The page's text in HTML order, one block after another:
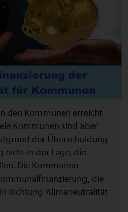
den Kommunen erreicht –
Kommunen sind aber
der Überschuldung
nicht in der Lage, die
Die Kommunen
die
Richtung Klimaneutralität